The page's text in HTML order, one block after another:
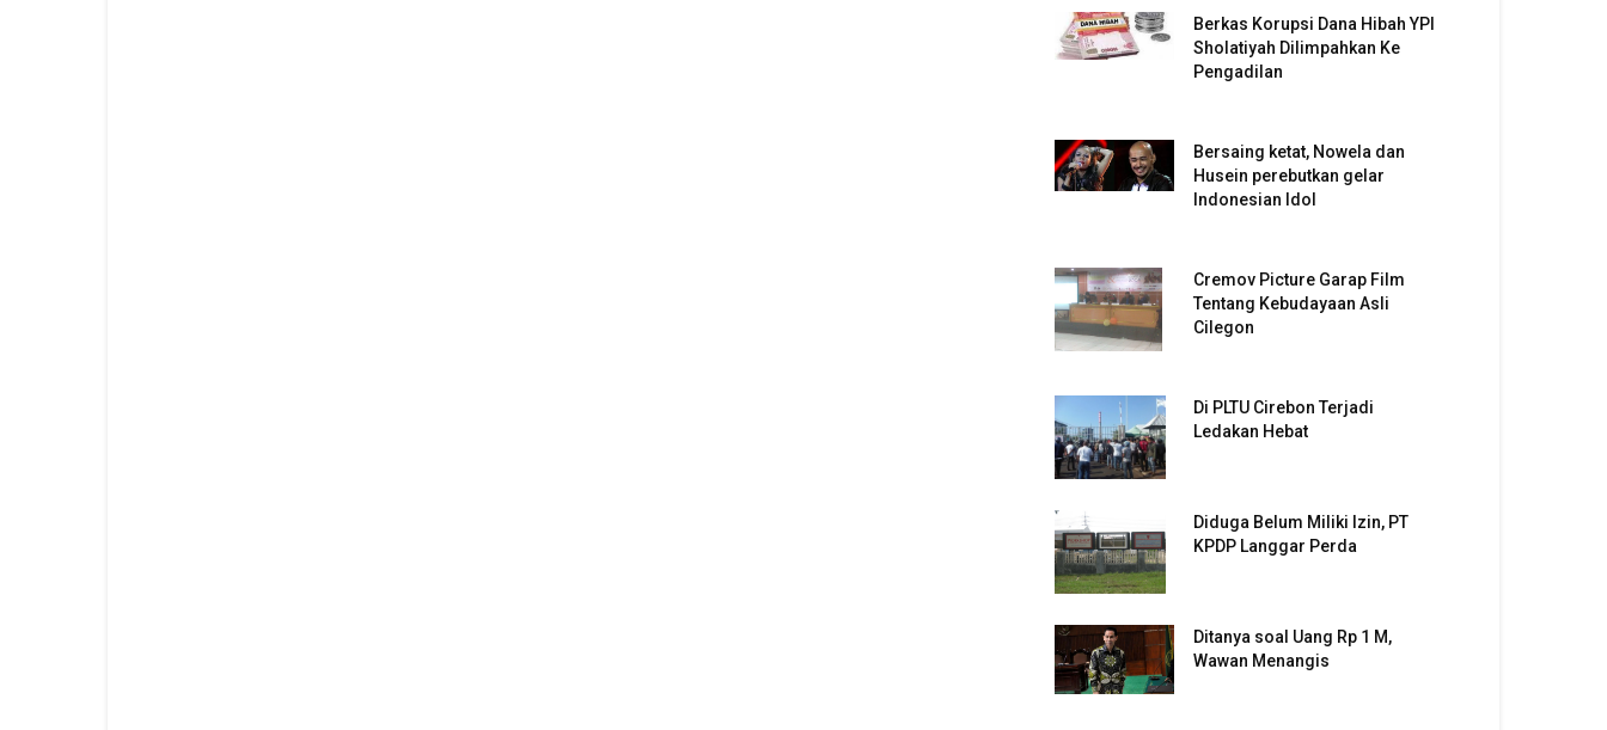
Berkas Korupsi Dana Hibah YPI
Sholatiyah Dilimpahkan Ke
Pengadilan
Bersaing ketat, Nowela dan
Husein perebutkan gelar
Indonesian Idol
Cremov Picture Garap Film
Tentang Kebudayaan Asli
Cilegon
Di PLTU Cirebon Terjadi
Ledakan Hebat
Diduga Belum Miliki Izin, PT
KPDP Langgar Perda
Ditanya soal Uang Rp 1 M,
Wawan Menangis